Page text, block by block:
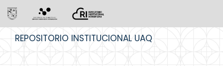
REPOSITORIO INSTITUCIONAL UAQ